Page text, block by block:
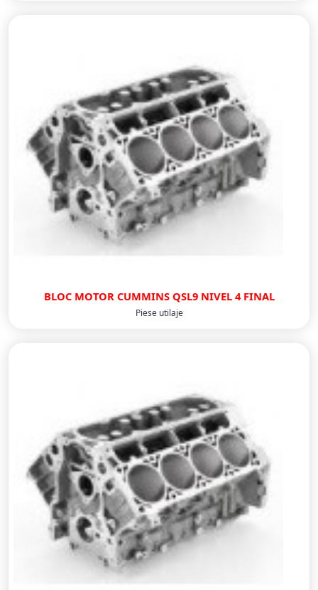
BLOC MOTOR CUMMINS QSL9 NIVEL 4 FINAL
Piese utilaje